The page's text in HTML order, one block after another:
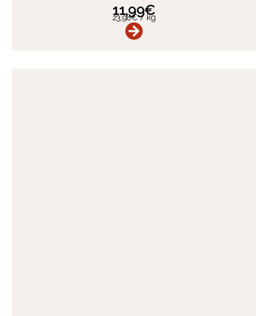
11,99€
23,98€/ kg